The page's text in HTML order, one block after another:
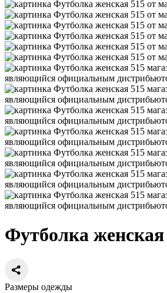
Футболка женская
Размеры одежды